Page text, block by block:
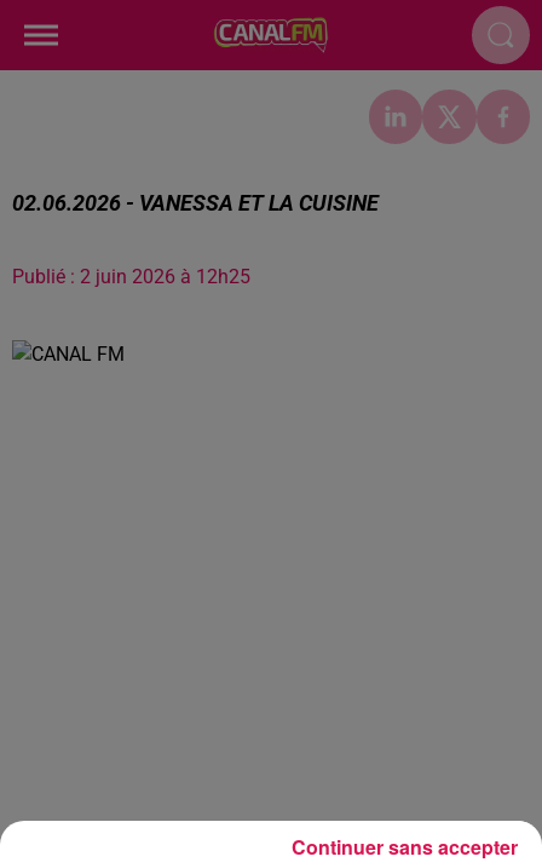
02.06.2026 - VANESSA ET LA CUISINE
Publié : 2 juin 2026 à 12h25
Continuer sans accepter